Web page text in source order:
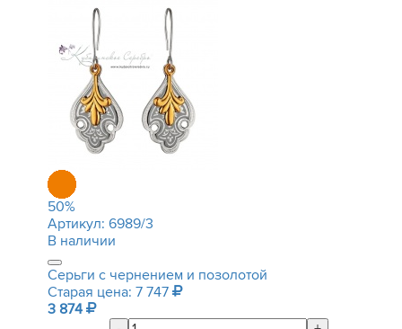
50%
Артикул: 6989/3
В наличии
Серьги с чернением и позолотой
Старая цена: 7 747
3 874